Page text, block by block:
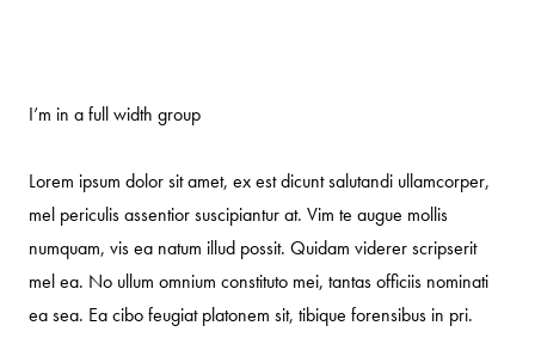
I’m in a full width group
Lorem ipsum dolor sit amet, ex est dicunt salutandi ullamcorper,
mel periculis assentior suscipiantur at. Vim te augue mollis
numquam, vis ea natum illud possit. Quidam viderer scripserit
mel ea. No ullum omnium constituto mei, tantas officiis nominati
ea sea. Ea cibo feugiat platonem sit, tibique forensibus in pri.